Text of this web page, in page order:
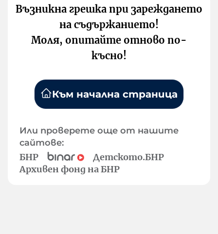
Възникна грешка при зареждането
на съдържанието!
Моля, опитайте отново по-
късно!
Към начална страница
Или проверете още от нашите
сайтове:
БНР
Детското.БНР
Архивен фонд на БНР